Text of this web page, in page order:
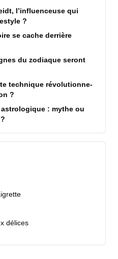
l’influenceuse qui
?
se cache derrière
du zodiaque seront
technique révolutionne-
?
: mythe ou
délices